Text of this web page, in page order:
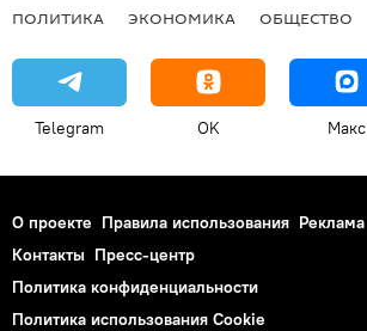
ПОЛИТИКА ЭКОНОМИКА ОБЩЕСТВО
Telegram OK Макс
О проекте Правила использования Реклама
Контакты Пресс-центр
Политика конфиденциальности
Политика использования Cookie